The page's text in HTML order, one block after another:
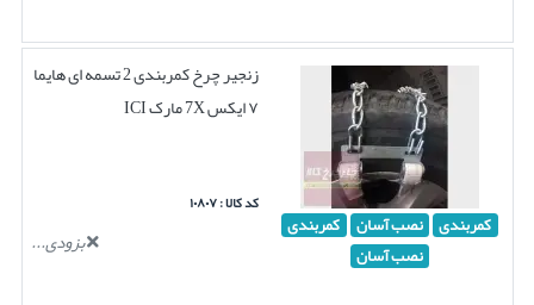
کمربندی نصب آسان کمربندی
نصب آسان
زنجیر چرخ کمربندی 2 تسمه ای هایما
۷ ایکس 7X مارک ICI
کد کالا : ۱۰۸۰۷
بزودی...